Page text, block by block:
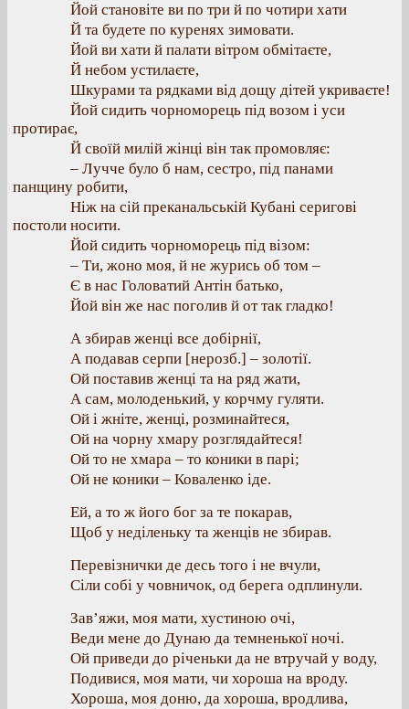
Йой становіте ви по три й по чотири хати
Й та будете по куренях зимовати.
Йой ви хати й палати вітром обмітаєте,
Й небом устилаєте,
Шкурами та рядками від дощу дітей укриваєте!
Йой сидить чорноморець під возом і уси
протирає,
Й своїй милій жінці він так промовляє:
– Лучче було б нам, сестро, під панами
панщину робити,
Ніж на сій преканальській Кубані серигові
постоли носити.
Йой сидить чорноморець під візом:
– Ти, жоно моя, й не журись об том –
Є в нас Головатий Антін батько,
Йой він же нас поголив й от так гладко!
А збирав женці все добірнії,
А подавав серпи [нерозб.] – золотії.
Ой поставив женці та на ряд жати,
А сам, молоденький, у корчму гуляти.
Ой і жніте, женці, розминайтеся,
Ой на чорну хмару розглядайтеся!
Ой то не хмара – то коники в парі;
Ой не коники – Коваленко іде.
Ей, а то ж його бог за те покарав,
Щоб у неділеньку та женців не збирав.
Перевізнички де десь того і не вчули,
Сіли собі у човничок, од берега одплинули.
Зав’яжи, моя мати, хустиною очі,
Веди мене до Дунаю да темненької ночі.
Ой приведи до річеньки да не втручай у воду,
Подивися, моя мати, чи хороша на вроду.
Хороша, моя доню, да хороша, вродлива,